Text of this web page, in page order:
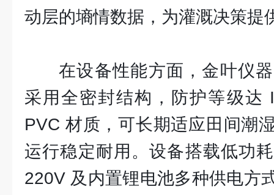
动层的墒情数据，为灌溉决策提
在设备性能方面，金叶仪
采用全密封结构，防护等级达
PVC 材质，可长期适应田间潮
运行稳定耐用。设备搭载低功
220V 及内置锂电池多种供电方